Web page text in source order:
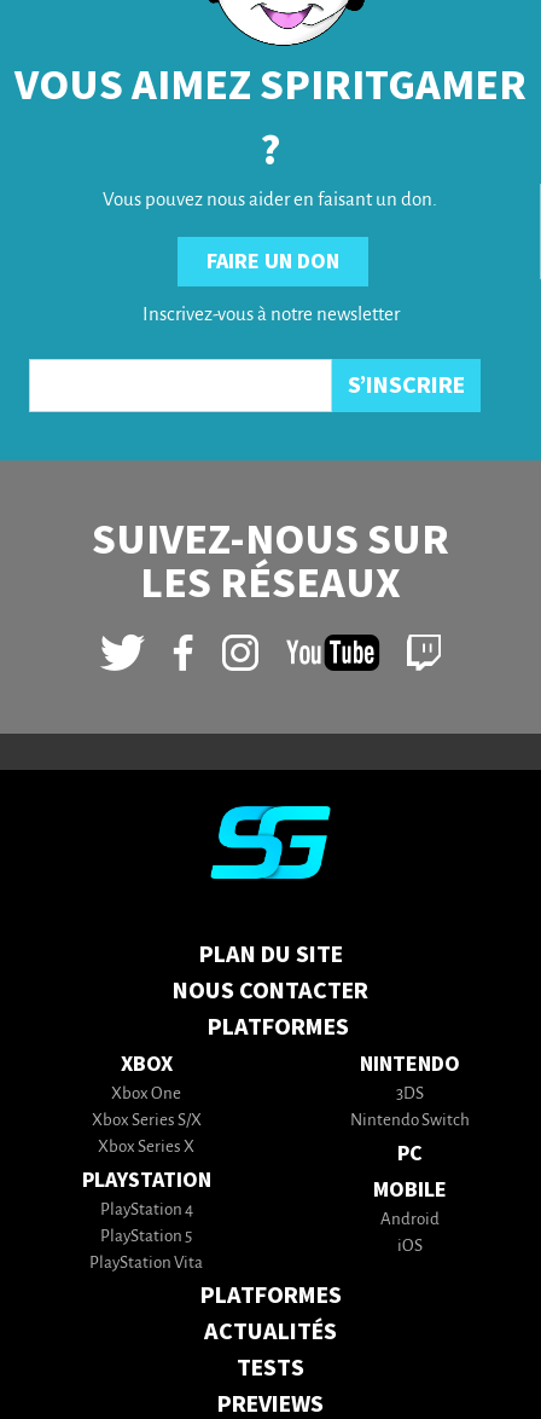
VOUS AIMEZ SPIRITGAMER
?
Vous pouvez nous aider en faisant un don.
FAIRE UN DON
Inscrivez-vous à notre newsletter
SUIVEZ-NOUS SUR
LES RÉSEAUX
PLAN DU SITE
NOUS CONTACTER
PLATFORMES
XBOX
Xbox One
Xbox Series S/X
Xbox Series X
PLAYSTATION
PlayStation 4
PlayStation 5
PlayStation Vita
NINTENDO
3DS
Nintendo Switch
PC
MOBILE
Android
iOS
PLATFORMES
ACTUALITÉS
TESTS
PREVIEWS